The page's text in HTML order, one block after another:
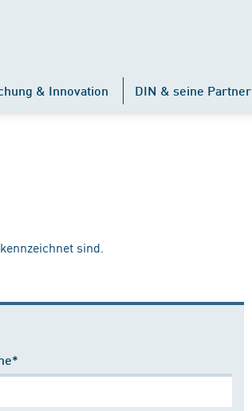
& Innovation DIN & seine Partner
sind.